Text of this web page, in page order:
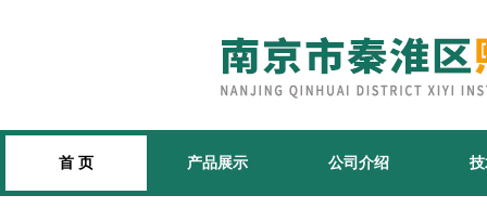
首 页 产品展示 公司介绍